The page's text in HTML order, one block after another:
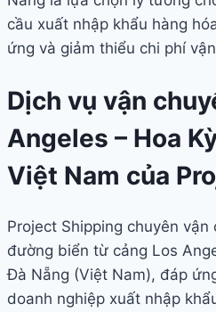
cầu xuất nhập khẩu hàng
ứng và giảm thiểu chi phí
Dịch vụ vận
Angeles – Hoa
Việt Nam của
Project Shipping chuyên
đường biển từ cảng Los
Đà Nẵng (Việt Nam), đáp
doanh nghiệp xuất nhập